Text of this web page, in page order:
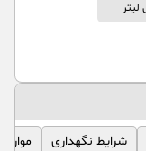
شرایط نگهداری